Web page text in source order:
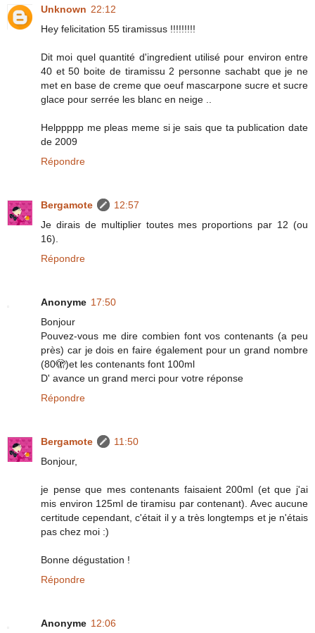
Unknown 22:12
Hey felicitation 55 tiramissus !!!!!!!!!
Dit moi quel quantité d'ingredient utilisé pour environ entre
40 et 50 boite de tiramissu 2 personne sachabt que je ne
met en base de creme que oeuf mascarpone sucre et sucre
glace pour serrée les blanc en neige ..
Helppppp me pleas meme si je sais que ta publication date
de 2009
Répondre
Bergamote
12:57
Je dirais de multiplier toutes mes proportions par 12 (ou
16).
Répondre
Anonyme 17:50
Bonjour
Pouvez-vous me dire combien font vos contenants (a peu
près) car je dois en faire également pour un grand nombre
(80🫣)et les contenants font 100ml
D' avance un grand merci pour votre réponse
Répondre
Bergamote
11:50
Bonjour,
je pense que mes contenants faisaient 200ml (et que j'ai
mis environ 125ml de tiramisu par contenant). Avec aucune
certitude cependant, c'était il y a très longtemps et je n'étais
pas chez moi :)
Bonne dégustation !
Répondre
Anonyme 12:06